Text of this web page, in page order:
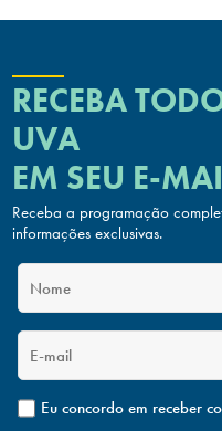
RECEBA
UVA
EM SEU E-
Receba a programação
informações exclusivas.
Eu concordo em receber